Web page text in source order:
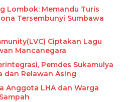
Lombok: Memandu Turis
Tersembunyi Sumbawa
Ciptakan Lagu
Mancanegara
Pemdes Sukamulya
dan Relawan Asing
Anggota LHA dan Warga